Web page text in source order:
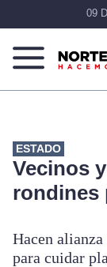
09
Norte
Más
ESTADO
Vecinos
rondines
Hacen
para cuidar